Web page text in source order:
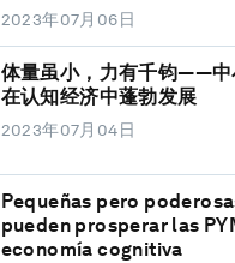
2023年07月06日
体量虽小，力有千钧——中
在认知经济中蓬勃发展
2023年07月04日
Pequeñas pero
pueden prosperar las
economía cognitiva